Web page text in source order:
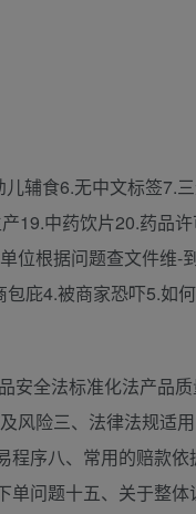
辅食6.无中文标签7.
19.中药饮片20.药品
位根据问题查文件维-
庇4.被商家恐吓5.如
安全法标准化法产品
风险三、法律法规适
程序八、常用的赔款
单问题十五、关于整